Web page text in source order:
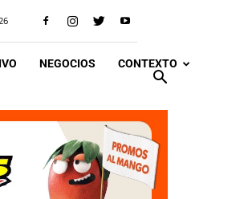
NEGOCIOS CONTEXTO